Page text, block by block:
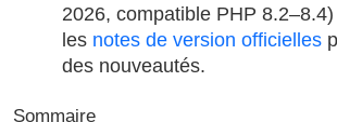
2026, compatible PHP
les notes de version officielles
des nouveautés.
Sommaire